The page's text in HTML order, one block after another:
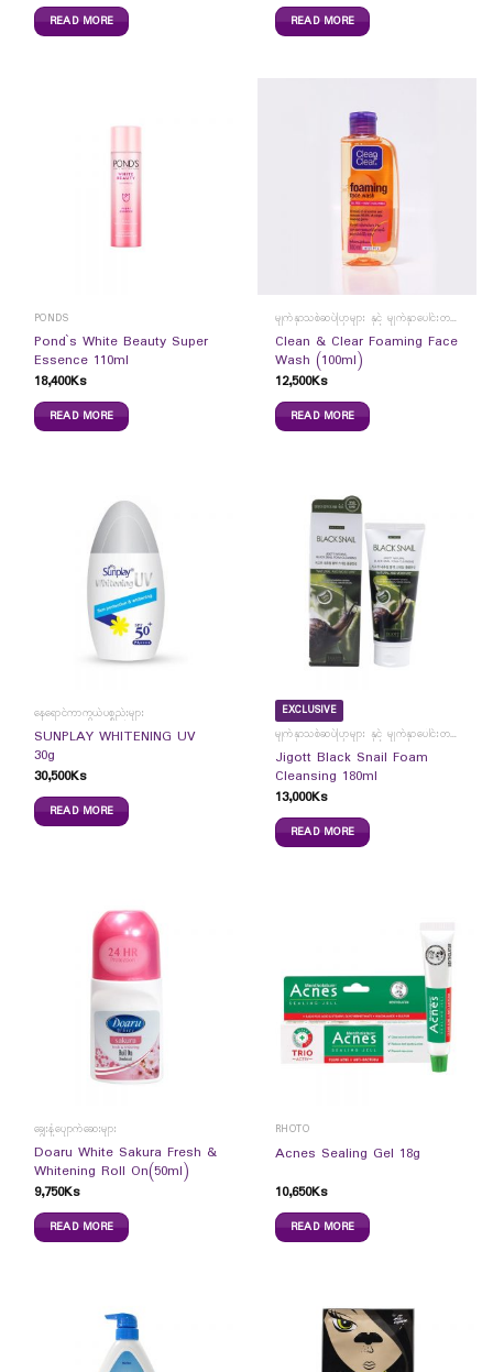
READ MORE READ MORE
PONDS
Pond`s White Beauty Super
Essence 110ml
18,400Ks
READ MORE
မျက်နှာသစ်ဆပ်ပြာများ နှင့် မျက်နှာပေါင်းတင်ကပ်ခွာများ
Clean & Clear Foaming Face
Wash (100ml)
12,500Ks
READ MORE
နေရောင်ကာကွယ်ပစ္စည်းများ
SUNPLAY WHITENING UV
30g
30,500Ks
READ MORE
EXCLUSIVE
မျက်နှာသစ်ဆပ်ပြာများ နှင့် မျက်နှာပေါင်းတင်ကပ်ခွာများ
Jigott Black Snail Foam
Cleansing 180ml
13,000Ks
READ MORE
ချွေးနံ့ပျောက်ဆေးများ
Doaru White Sakura Fresh &
Whitening Roll On(50ml)
9,750Ks
READ MORE
RHOTO
Acnes Sealing Gel 18g
10,650Ks
READ MORE